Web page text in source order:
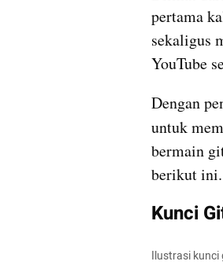
pertama
sekaligus
YouTube
Dengan
untuk
bermain
berikut ini.
Kunci
Ilustrasi kunci